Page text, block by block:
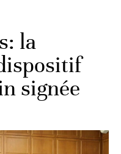
la
signée